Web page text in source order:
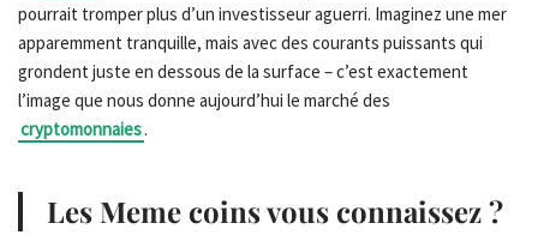
pourrait tromper plus d’un investisseur aguerri. Imaginez une mer
apparemment tranquille, mais avec des courants puissants qui
grondent juste en dessous de la surface – c’est exactement
l’image que nous donne aujourd’hui le marché des
cryptomonnaies.
Les Meme coins vous connaissez ?